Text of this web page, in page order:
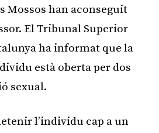
Mossos han aconseguit
El Tribunal Superior
ha informat que la
està oberta per dos
sexual.
l’individu cap a un